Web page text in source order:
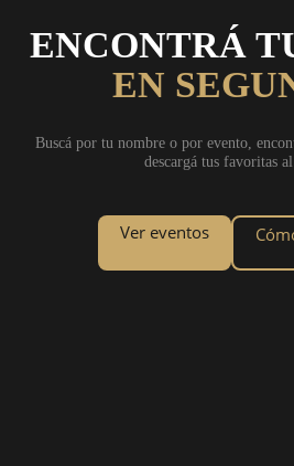
ENCONTRÁ
EN
Buscá por tu nombre o por evento,
descargá tus favoritas al
Ver eventos